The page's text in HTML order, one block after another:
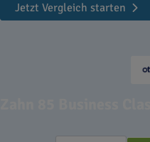
Jetzt Vergleich starten